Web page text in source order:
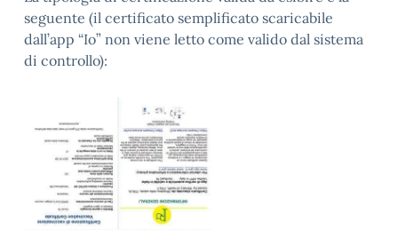
seguente (il certificato semplificato scaricabile
dall’app “Io” non viene letto come valido dal sistema
di controllo):